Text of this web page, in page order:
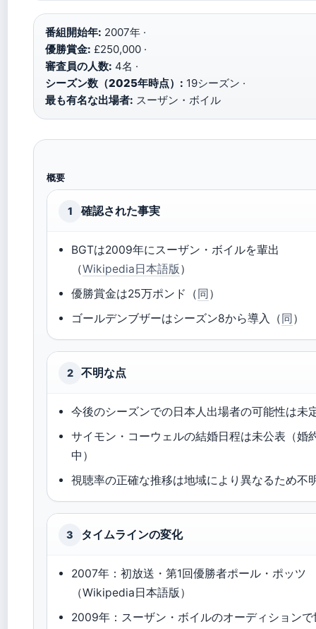
番組開始年: 2007年 ·
優勝賞金: £250,000 ·
審査員の人数: 4名 ·
シーズン数（2025年時点）: 19シーズン ·
最も有名な出場者: スーザン・ボイル
概要
1 確認された事実
BGTは2009年にスーザン・ボイルを輩出
（Wikipedia日本語版 ）
優勝賞金は25万ポンド（同）
ゴールデンブザーはシーズン8から導入（同）
2 不明な点
今後のシーズンでの日本人出場者の可能性は未
サイモン・コーウェルの結婚日程は未公表（婚
中）
視聴率の正確な推移は地域により異なるため不
3 タイムラインの変化
2007年：初放送・第1回優勝者ポール・ポッツ
（Wikipedia日本語版）
2009年：スーザン・ボイルのオーディションで